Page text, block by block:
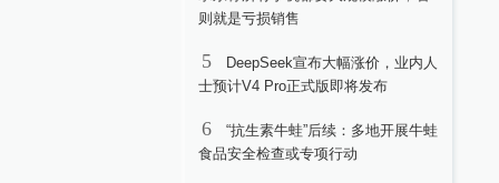
则就是亏损销售
5
DeepSeek宣布大幅涨价，业内人
士预计V4 Pro正式版即将发布
6
“抗生素牛蛙”后续：多地开展牛蛙
食品安全检查或专项行动